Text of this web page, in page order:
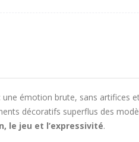
: une émotion brute, sans artifices
décoratifs superflus des
le jeu et l’expressivité.